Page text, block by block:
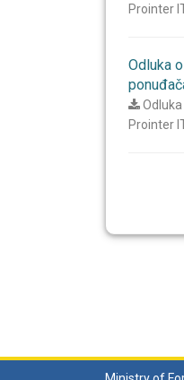
Prointer
Odluka
Prointer